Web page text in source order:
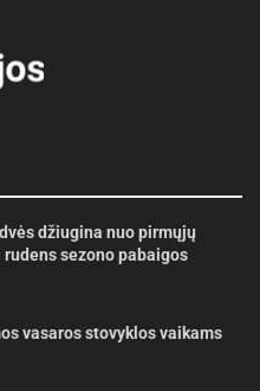
džiugina nuo pirmųjų
sezono pabaigos
vasaros stovyklos vaikams